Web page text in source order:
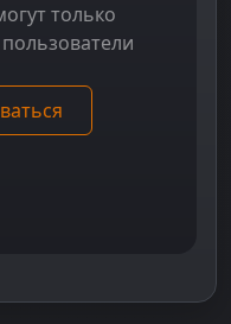
только